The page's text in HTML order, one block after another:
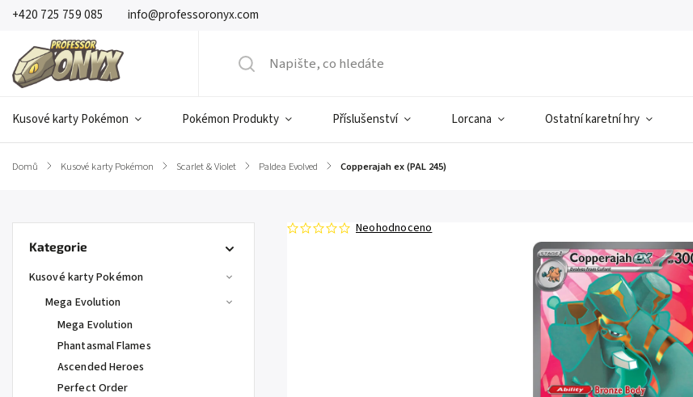
+420 725 759 085 info@professoronyx.com
Kusové karty Pokémon Pokémon Produkty Příslušenství Lorcana Ostatní karetní hry
Domů / Kusové karty Pokémon / Scarlet & Violet / Paldea Evolved / Copperajah ex (PAL 245)
Kategorie
Kusové karty Pokémon
Mega Evolution
Mega Evolution
Phantasmal Flames
Ascended Heroes
Perfect Order
Neohodnoceno